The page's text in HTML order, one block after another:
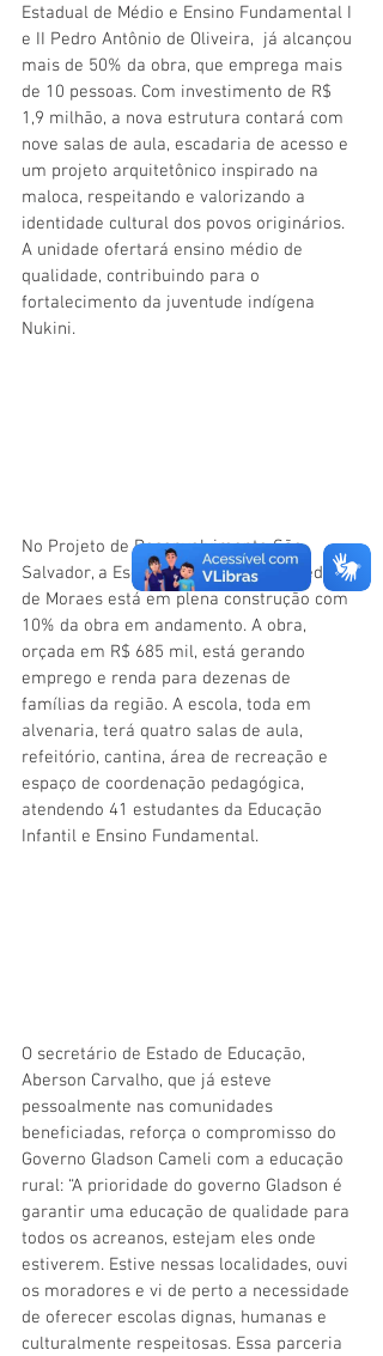
Estadual de Médio e Ensino Fundamental I
e II Pedro Antônio de Oliveira,  já alcançou
mais de 50% da obra, que emprega mais
de 10 pessoas. Com investimento de R$
1,9 milhão, a nova estrutura contará com
nove salas de aula, escadaria de acesso e
um projeto arquitetônico inspirado na
maloca, respeitando e valorizando a
identidade cultural dos povos originários.
A unidade ofertará ensino médio de
qualidade, contribuindo para o
fortalecimento da juventude indígena
Nukini.
No Projeto de Desenvolvimento São
Salvador, a Escola Municipal Rural Pedro
de Moraes está em plena construção com
10% da obra em andamento. A obra,
orçada em R$ 685 mil, está gerando
emprego e renda para dezenas de
famílias da região. A escola, toda em
alvenaria, terá quatro salas de aula,
refeitório, cantina, área de recreação e
espaço de coordenação pedagógica,
atendendo 41 estudantes da Educação
Infantil e Ensino Fundamental.
O secretário de Estado de Educação,
Aberson Carvalho, que já esteve
pessoalmente nas comunidades
beneficiadas, reforça o compromisso do
Governo Gladson Cameli com a educação
rural: “A prioridade do governo Gladson é
garantir uma educação de qualidade para
todos os acreanos, estejam eles onde
estiverem. Estive nessas localidades, ouvi
os moradores e vi de perto a necessidade
de oferecer escolas dignas, humanas e
culturalmente respeitosas. Essa parceria